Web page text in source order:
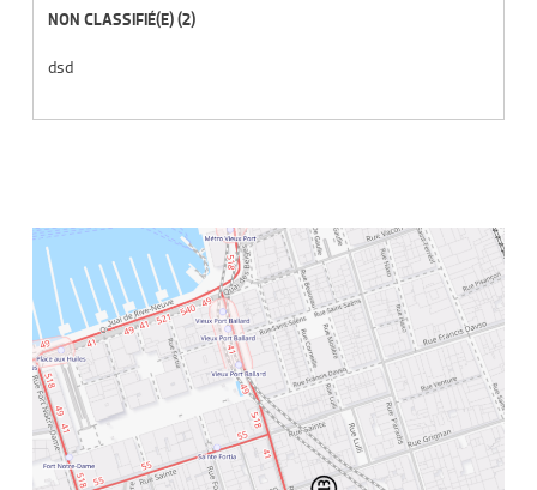
NON CLASSIFIÉ(E)(2)
dsd